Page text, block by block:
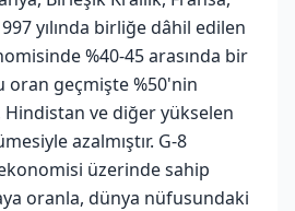
yılında birliğe dâhil edilen
%40-45 arasında bir
oran geçmişte %50'nin
Hindistan ve diğer yükselen
azalmıştır. G-8
üzerinde sahip
oranla, dünya nüfusundaki